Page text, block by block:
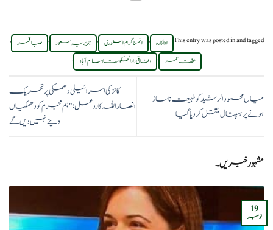
This entry was posted inand tagged اداکارہ , انمسٹاگرام اسٹوری , جویریہ سعود , صبا قمر ,
عفت عمر , وفاقی دارالحکومت اسلام آباد .
میاں محمود الرشید کو طبیعت ناساز
ہونے پر ہسپتال منتقل کردیا گیا
کاٹز کی اسرائیلی دھمکی پر تحریک
انصار اللہ کا ردعمل: "ہم مجرم کو دھمکیاں
دینے نہیں دیں گے
مشہور خبریں۔
19
نومبر